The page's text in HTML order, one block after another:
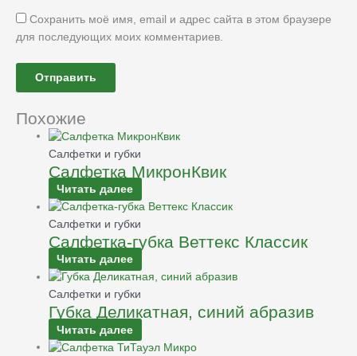
Сохранить моё имя, email и адрес сайта в этом браузере
для последующих моих комментариев.
Похожие
Салфетки и губки
Салфетка МикронКвик
Читать далее
Салфетки и губки
Салфетка-губка Веттекс Классик
Читать далее
Салфетки и губки
Губка Деликатная, синий абразив
Читать далее